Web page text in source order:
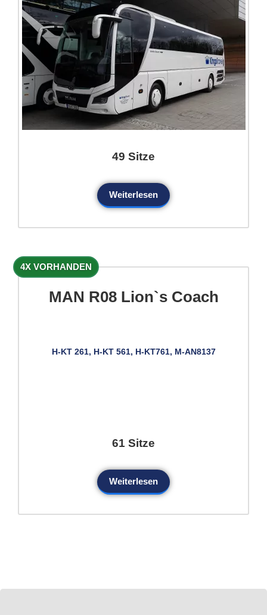
49 Sitze
Weiterlesen
4X VORHANDEN
MAN R08 Lion`s Coach
H-KT 261, H-KT 561, H-KT761, M-AN8137
61 Sitze
Weiterlesen